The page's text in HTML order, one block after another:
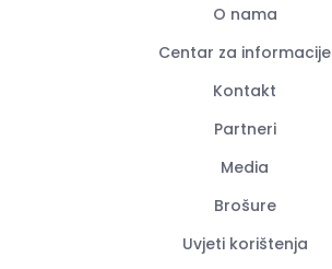
O nama
Centar za informacije
Kontakt
Partneri
Media
Brošure
Uvjeti korištenja